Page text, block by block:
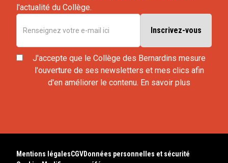
l'actualité du Collège.
J'accepte que le Collège des Bernardins mesure
l'ouverture de ses newsletters et mes clics afin
d'en améliorer le contenu. En savoir plus
Mentions légalesCGVDonnées personnelles et sécurité